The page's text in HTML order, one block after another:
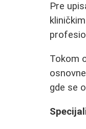
Pre
Tokom
gde se